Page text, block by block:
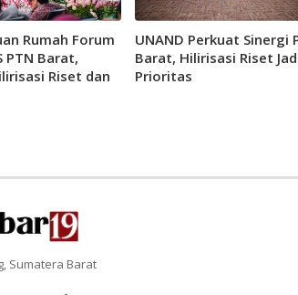
Rumah Forum
PTN Barat,
Riset dan
UNAND Perkuat Sinergi
Barat, Hilirisasi Riset
Prioritas
Sumatera Barat